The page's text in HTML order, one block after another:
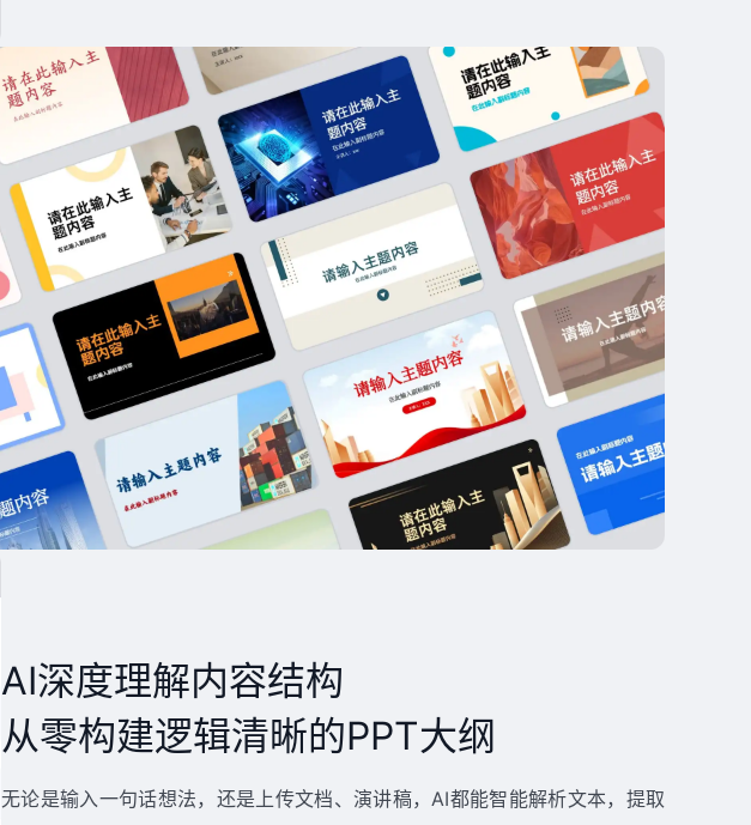
AI深度理解内容结构
从零构建逻辑清晰的PPT大纲
无论是输入一句话想法，还是上传文档、演讲稿，AI都能智能解析文本，提取